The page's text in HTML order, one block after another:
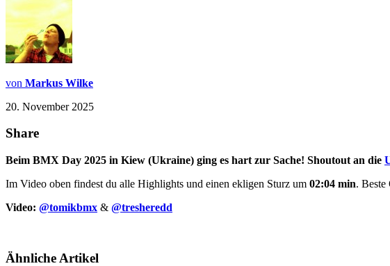
von Markus Wilke
20. November 2025
Share
Beim BMX Day 2025 in Kiew (Ukraine) ging es hart zur Sache! Shoutout an die
Im Video oben findest du alle Highlights und einen ekligen Sturz um 02:04 min. Beste
Video: @tomikbmx & @tresheredd
Ähnliche Artikel